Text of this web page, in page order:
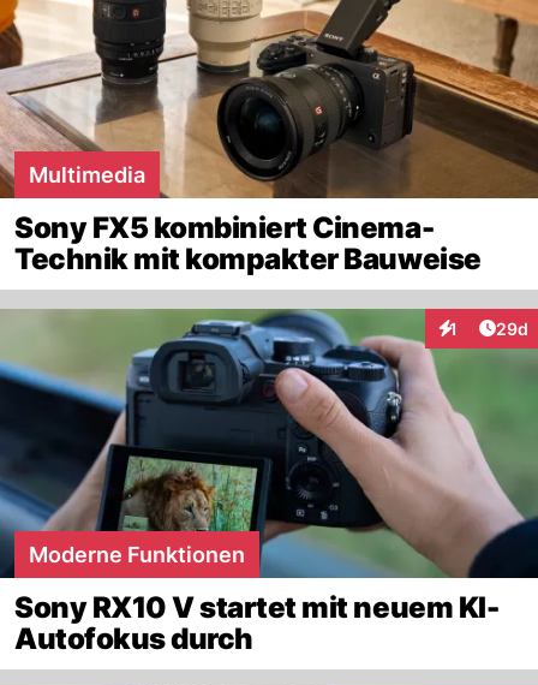
Multimedia
Sony FX5 kombiniert Cinema-
Technik mit kompakter Bauweise
1
Interaktionen
29d
Moderne Funktionen
Sony RX10 V startet mit neuem KI-
Autofokus durch